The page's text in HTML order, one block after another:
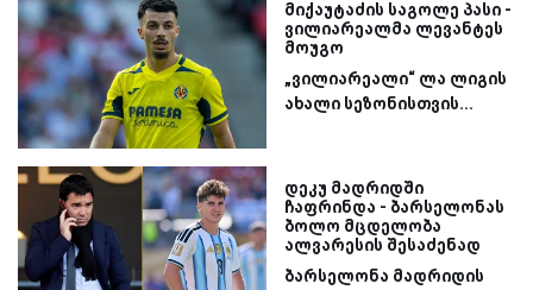
მიქაუტაძის საგოლე პასი -
ვილიარეალმა ლევანტეს
მოუგო
„ვილიარეალი“ ლა ლიგის
ახალი სეზონისთვის...
დეკუ მადრიდში
ჩაფრინდა - ბარსელონას
ბოლო მცდელობა
ალვარესის შესაძენად
ბარსელონა მადრიდის